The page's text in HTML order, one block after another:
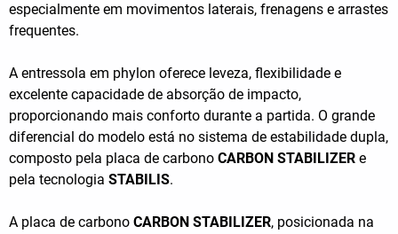
especialmente em movimentos laterais, frenagens e arrastes
frequentes.
A entressola em phylon oferece leveza, flexibilidade e
excelente capacidade de absorção de impacto,
proporcionando mais conforto durante a partida. O grande
diferencial do modelo está no sistema de estabilidade dupla,
composto pela placa de carbono CARBON STABILIZER e
pela tecnologia STABILIS.
A placa de carbono CARBON STABILIZER, posicionada na